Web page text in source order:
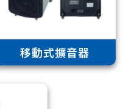
移動式擴音器